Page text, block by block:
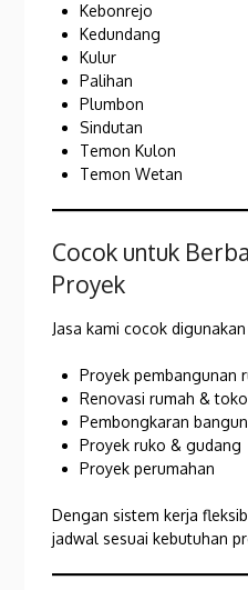
Kebonrejo
Kedundang
Kulur
Palihan
Plumbon
Sindutan
Temon Kulon
Temon Wetan
Cocok untuk
Proyek
Jasa kami cocok
Proyek pembangunan
Renovasi rumah & toko
Pembongkaran
Proyek ruko & gudang
Proyek perumahan
Dengan sistem kerja
jadwal sesuai kebutuhan